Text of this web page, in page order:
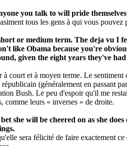
you talk to will pride
tous les gens à qui vous
or medium term. The deja vu
like Obama because you're
given the eight years they've
court et à moyen terme. Le
(généralement en passant
Bush. Le peu d'espoir qu'il me
comme leurs « inverses » de droite.
will be cheered on as she
sera félicité de faire exactement